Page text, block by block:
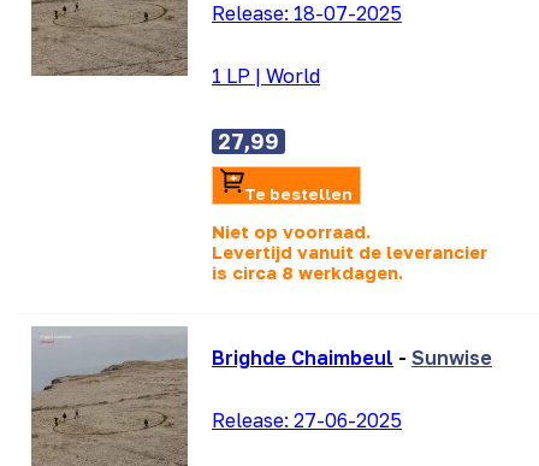
Release: 18-07-2025
1 LP | World
27,99
Te bestellen
Niet op voorraad.
Levertijd vanuit de leverancier
is circa 8 werkdagen.
Brighde Chaimbeul - Sunwise
Release: 27-06-2025